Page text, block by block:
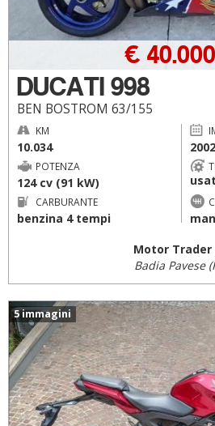
DUCATI 998
BEN BOSTROM 63/155
€
KM
10.034
POTENZA
124 cv (91 kW)
CARBURANTE
benzina 4 tempi
Motor Trader
Badia Pavese
5 immagini